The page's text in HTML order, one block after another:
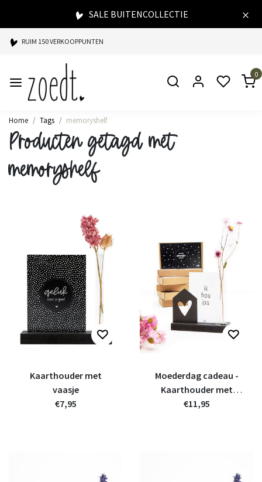
SALE BUITENCOLLECTIE
RUIM 150 VERKOOPPUNTEN
SPAARPUNTEN BIJ ELKE AANKOOP
SNELLE LEVERING
0
Home Tags memoryshelf
Producten getagd met
memoryshelf
Kaarthouder met
vaasje
€7,95
Moederdag cadeau -
Kaarthouder met
vaasje en houten
€11,95